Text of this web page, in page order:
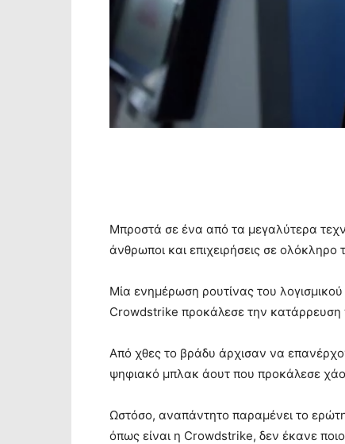
Μπροστά σε ένα από τα μεγαλύτερα
άνθρωποι και επιχειρήσεις σε ολόκληρο
Μία ενημέρωση ρουτίνας του
Crowdstrike προκάλεσε την
Από χθες το βράδυ άρχισαν να
ψηφιακό μπλακ άουτ που προκάλεσε
Ωστόσο, αναπάντητο παραμένει το
όπως είναι η Crowdstrike, δεν έκανε